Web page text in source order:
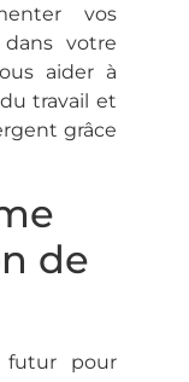
vos
votre
aider à
travail et
grâce
de
futur pour